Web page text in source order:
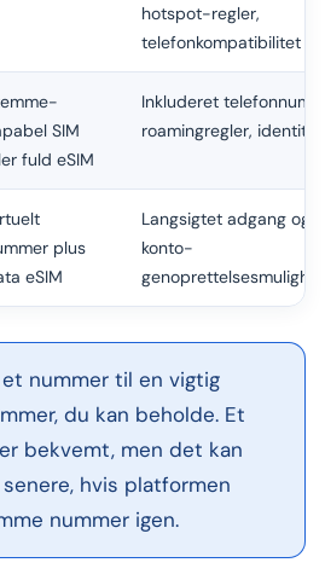
hotspot-regler,
telefonkompatibilitet
SIM
fuld eSIM
Inkluderet
roamingregler,
plus
eSIM
Langsigtet adgang og
konto-
nummer til en vigtig
du kan beholde. Et
bekvemt, men det kan
hvis platformen
nummer igen.